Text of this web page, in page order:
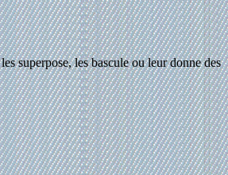
superpose, les bascule ou leur donne des